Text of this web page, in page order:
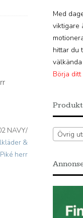
NAVY/
&
herr
Med
viktigare
hittar du
Börja
Övrig utrustning –